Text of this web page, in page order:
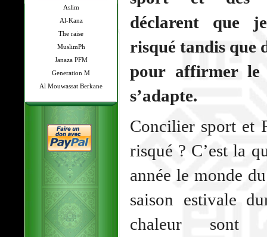
Aslim
Al-Kanz
The raise
MuslimPh
Janaza PFM
Generation M
Al Mouwassat Berkane
déclarent que
risqué tandis que
pour affirmer le
s’adapte.
Concilier sport et
risqué ? C’est la
année le monde
saison estivale
chaleur sont